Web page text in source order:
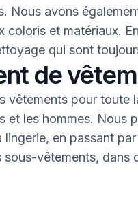
Nous avons
coloris et matériaux.
qui sont
de
vêtements pour toute
et les hommes. Nous
en passant
vêtements, dans